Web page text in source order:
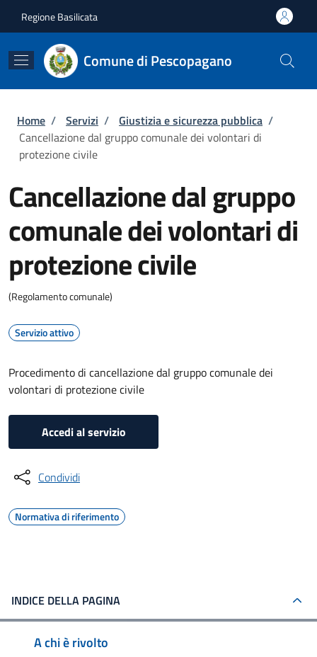
Regione Basilicata
Comune di Pescopagano
Briciole di pane
Home / Servizi / Giustizia e sicurezza pubblica /
Cancellazione dal gruppo comunale dei volontari di
protezione civile
Cancellazione dal gruppo
comunale dei volontari di
protezione civile
(Regolamento comunale)
Servizio attivo
Procedimento di cancellazione dal gruppo comunale dei
volontari di protezione civile
Accedi al servizio
Condividi
Normativa di riferimento
INDICE DELLA PAGINA
A chi è rivolto